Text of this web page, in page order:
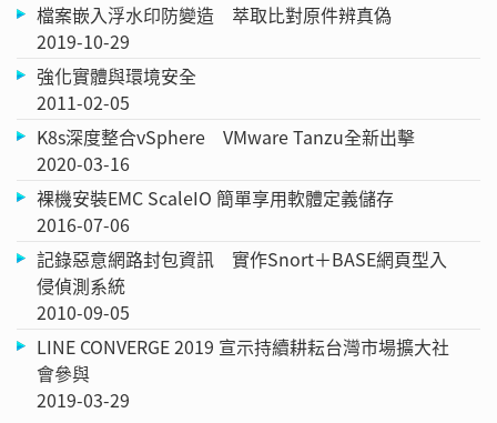
檔案嵌入浮水印防變造 萃取比對原件辨真偽
2019-10-29
強化實體與環境安全
2011-02-05
K8s深度整合vSphere VMware Tanzu全新出擊
2020-03-16
裸機安裝EMC ScaleIO 簡單享用軟體定義儲存
2016-07-06
記錄惡意網路封包資訊 實作Snort＋BASE網頁型入
侵偵測系統
2010-09-05
LINE CONVERGE 2019 宣示持續耕耘台灣市場擴大社
會參與
2019-03-29